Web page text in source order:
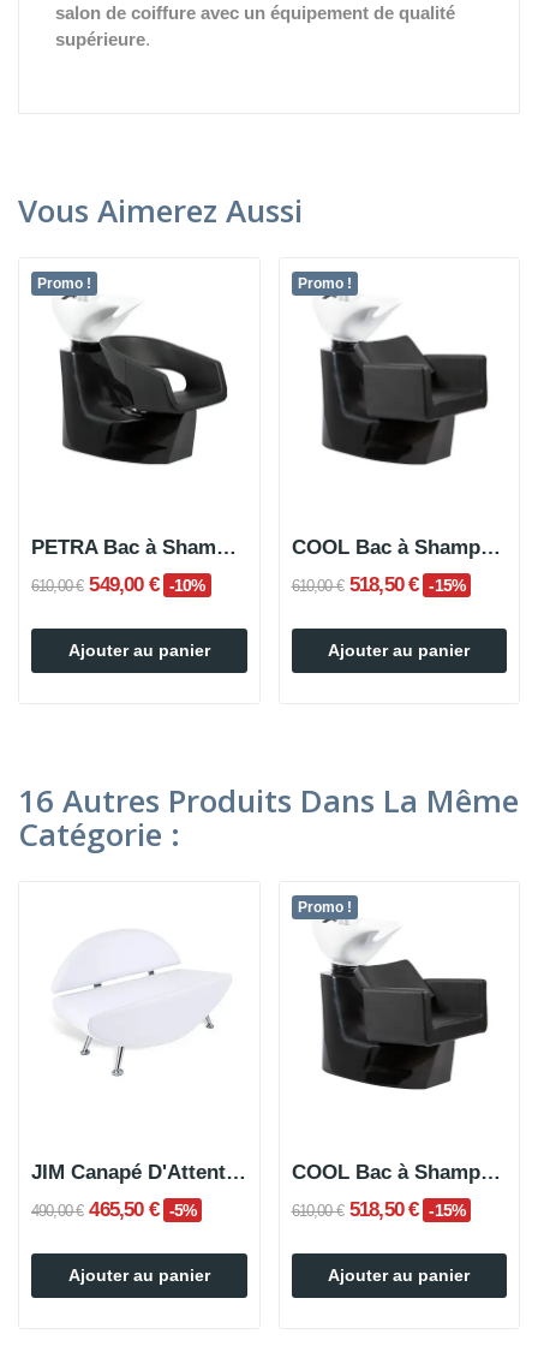
salon de coiffure avec un équipement de qualité
supérieure.
Vous Aimerez Aussi
Promo !
PETRA Bac à Shampoing
610,00 € 549,00 € -10%
Ajouter au panier
Promo !
COOL Bac à Shampoing
610,00 € 518,50 € -15%
Ajouter au panier
16 Autres Produits Dans La Même
Catégorie :
JIM Canapé D'Attente 2 Places
490,00 € 465,50 € -5%
Ajouter au panier
Promo !
COOL Bac à Shampoing
610,00 € 518,50 € -15%
Ajouter au panier